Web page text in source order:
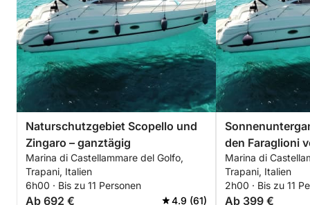
Naturschutzgebiet Scopello und
Zingaro – ganztägig
Marina di Castellammare del Golfo,
Trapani, Italien
6h00 · Bis zu 11 Personen
Ab 692 € 4.9 (61)
den Faraglioni
(MAX. 6
Marina di
Trapani, Italien
2h00 · Bis zu 11
Ab 399 €